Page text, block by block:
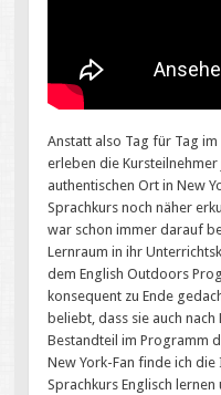
Anstatt also Tag für Tag
erleben die
authentischen Ort in New
Sprachkurs noch näher
war schon immer darauf
Lernraum in ihr
dem English Outdoors
konsequent zu Ende
beliebt, dass sie auch
Bestandteil im Programm
New York-Fan finde ich
Sprachkurs Englisch